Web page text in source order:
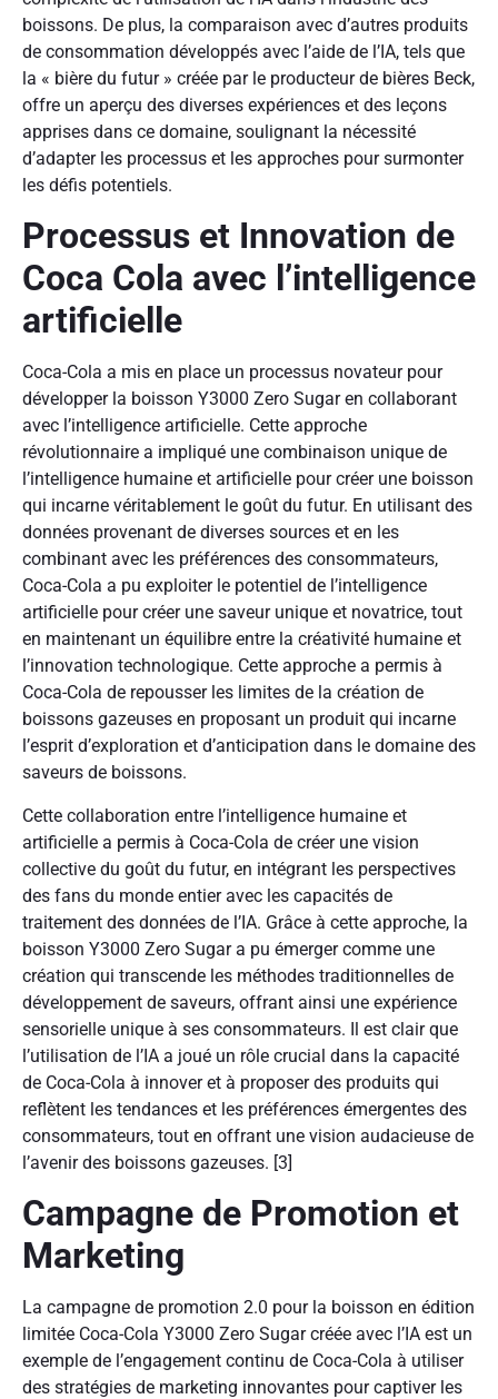
boissons. De plus, la comparaison avec d’autres produits
de consommation développés avec l’aide de l’IA, tels que
la « bière du futur » créée par le producteur de bières Beck,
offre un aperçu des diverses expériences et des leçons
apprises dans ce domaine, soulignant la nécessité
d’adapter les processus et les approches pour surmonter
les défis potentiels.
Processus et Innovation de
Coca Cola avec l’intelligence
artificielle
Coca-Cola a mis en place un processus novateur pour
développer la boisson Y3000 Zero Sugar en collaborant
avec l’intelligence artificielle. Cette approche
révolutionnaire a impliqué une combinaison unique de
l’intelligence humaine et artificielle pour créer une boisson
qui incarne véritablement le goût du futur. En utilisant des
données provenant de diverses sources et en les
combinant avec les préférences des consommateurs,
Coca-Cola a pu exploiter le potentiel de l’intelligence
artificielle pour créer une saveur unique et novatrice, tout
en maintenant un équilibre entre la créativité humaine et
l’innovation technologique. Cette approche a permis à
Coca-Cola de repousser les limites de la création de
boissons gazeuses en proposant un produit qui incarne
l’esprit d’exploration et d’anticipation dans le domaine des
saveurs de boissons.
Cette collaboration entre l’intelligence humaine et
artificielle a permis à Coca-Cola de créer une vision
collective du goût du futur, en intégrant les perspectives
des fans du monde entier avec les capacités de
traitement des données de l’IA. Grâce à cette approche, la
boisson Y3000 Zero Sugar a pu émerger comme une
création qui transcende les méthodes traditionnelles de
développement de saveurs, offrant ainsi une expérience
sensorielle unique à ses consommateurs. Il est clair que
l’utilisation de l’IA a joué un rôle crucial dans la capacité
de Coca-Cola à innover et à proposer des produits qui
reflètent les tendances et les préférences émergentes des
consommateurs, tout en offrant une vision audacieuse de
l’avenir des boissons gazeuses. [3]
Campagne de Promotion et
Marketing
La campagne de promotion 2.0 pour la boisson en édition
limitée Coca-Cola Y3000 Zero Sugar créée avec l’IA est un
exemple de l’engagement continu de Coca-Cola à utiliser
des stratégies de marketing innovantes pour captiver les